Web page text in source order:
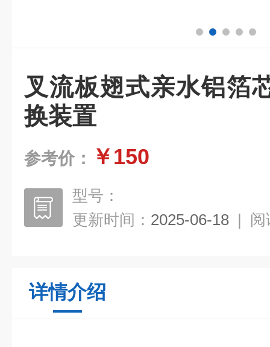
叉流板翅式亲水铝箔
换装置
参考价： ￥150
型号：
更新时间： 2025-06-18 | 阅
详情介绍